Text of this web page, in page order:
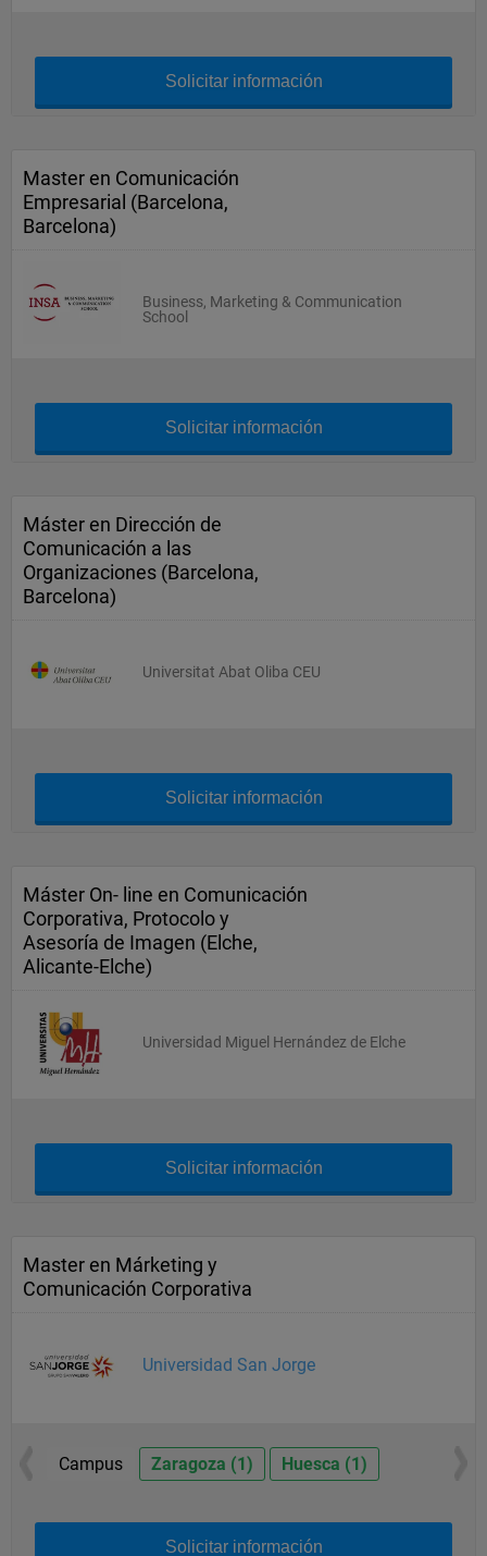
Solicitar información
Master en Comunicación
Empresarial (Barcelona,
Barcelona)
Business, Marketing & Communication
School
Solicitar información
Máster en Dirección de
Comunicación a las
Organizaciones (Barcelona,
Barcelona)
Universitat Abat Oliba CEU
Solicitar información
Máster On- line en Comunicación
Corporativa, Protocolo y
Asesoría de Imagen (Elche,
Alicante-Elche)
Universidad Miguel Hernández de Elche
Solicitar información
Master en Márketing y
Comunicación Corporativa
Universidad San Jorge
Campus Zaragoza (1) Huesca (1)
Solicitar información